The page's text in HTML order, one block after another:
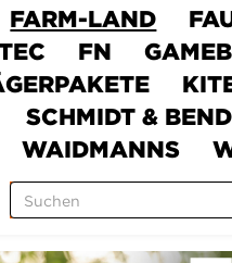
FARM-LAND
FN
SCHMIDT &
WAIDMANNS